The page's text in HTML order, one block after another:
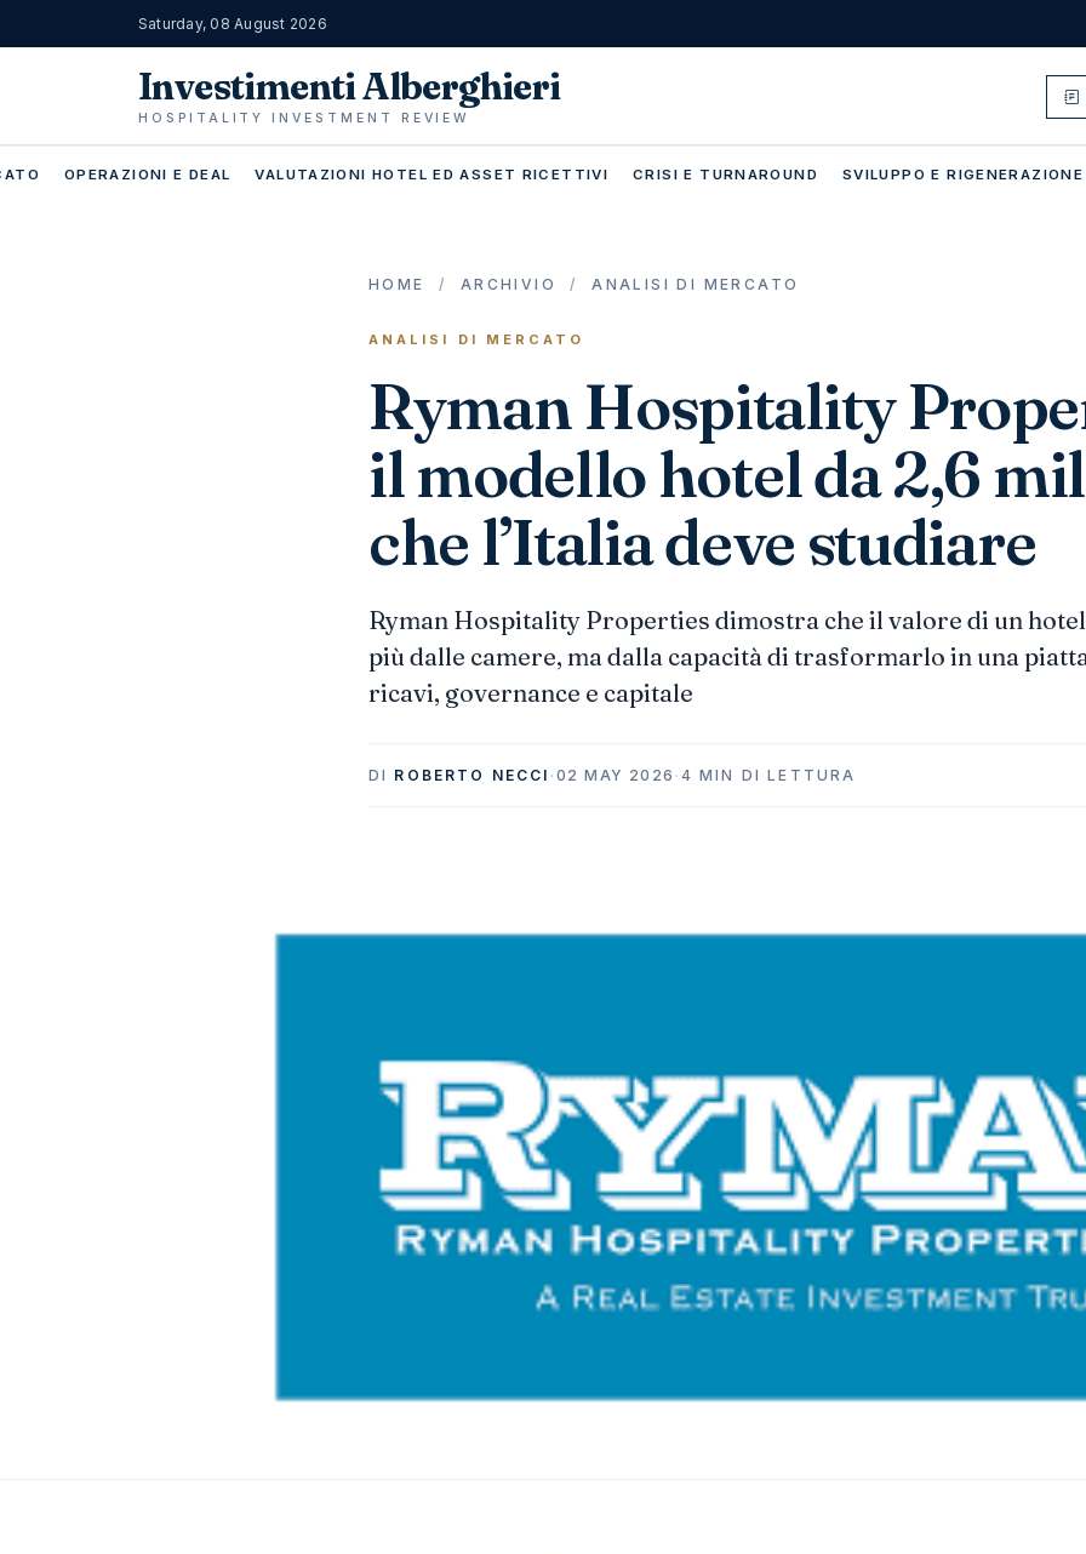
Saturday, 08 August 2026
Investimenti Alberghieri
HOSPITALITY INVESTMENT REVIEW
OPERAZIONI E DEAL VALUTAZIONI HOTEL ED ASSET RICETTIVI CRISI E TURNAROUND SVILUPPO E RIGENERAZIONE
HOME / ARCHIVIO / ANALISI DI MERCATO
ANALISI DI MERCATO
Ryman Hospitality
il modello hotel da 2,6
che l’Italia deve studiare
Ryman Hospitality Properties dimostra che il valore di un hotel
più dalle camere, ma dalla capacità di trasformarlo in una
ricavi, governance e capitale
DI ROBERTO NECCI · 02 MAY 2026 · 4 MIN DI LETTURA